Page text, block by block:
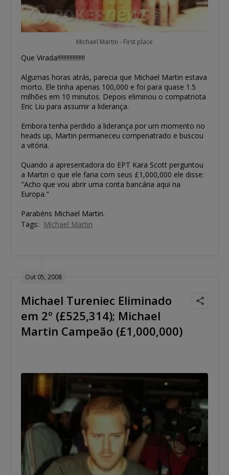
Michael Martin - First place
Que Virada!!!!!!!!!!!!!!!!!!
Algumas horas atrás, parecia que Michael Martin estava
morto. Ele tinha apenas 100,000 e foi para quase 1.5
milhões em 10 minutos. Depois eliminou o compatriota
Eric Liu para assumir a liderança.
Embora tenha perdido a liderança por um momento no
heads up, Martin permaneceu compenatrado e buscou
a vitória.
Quando a apresentadora do EPT Kara Scott perguntou
a Martin o que ele faria com seus £1,000,000 ele disse:
"Acho que vou abrir uma conta bancária aqui na
Europa."
Parabéns Michael Martin.
Tags:
Michael Martin
Out 05, 2008
Michael Tureniec Eliminado
em 2º (£525,314); Michael
Martin Campeão (£1,000,000)